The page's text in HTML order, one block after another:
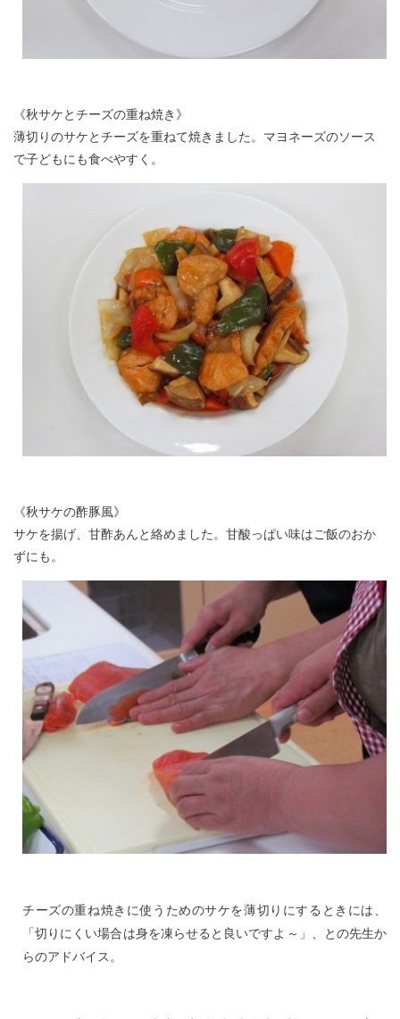
《秋サケとチーズの重ね焼き》
薄切りのサケとチーズを重ねて焼きました。マヨネーズのソース
で子どもにも食べやすく。
《秋サケの酢豚風》
サケを揚げ、甘酢あんと絡めました。甘酸っぱい味はご飯のおか
ずにも。
チーズの重ね焼きに使うためのサケを薄切りにするときには、
「切りにくい場合は身を凍らせると良いですよ～」、との先生か
らのアドバイス。